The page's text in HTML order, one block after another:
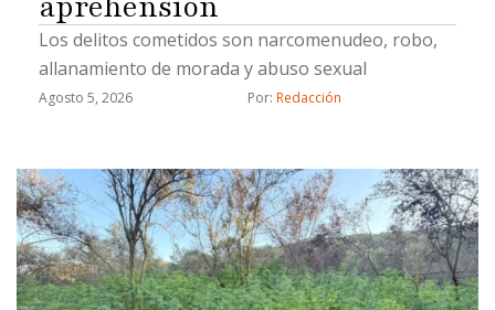
Los delitos cometidos son narcomenudeo, robo,
allanamiento de morada y abuso sexual
Agosto 5, 2026 Por: Redacción